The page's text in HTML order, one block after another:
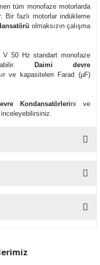
tüm monofaze motorlarda
Bir fazlı motorlar indükleme
olmaksızın çalışma
V 50 Hz standart monofaze
Daimi devre
ve kapasiteleri Farad (µF)
Kondansatörlerini ve
yapın!